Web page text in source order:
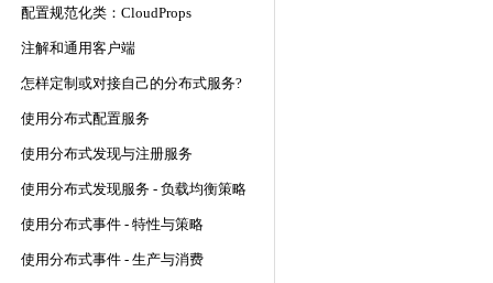
配置规范化类：CloudProps
注解和通用客户端
怎样定制或对接自己的分布式服务?
使用分布式配置服务
使用分布式发现与注册服务
使用分布式发现服务 - 负载均衡策略
使用分布式事件 - 特性与策略
使用分布式事件 - 生产与消费